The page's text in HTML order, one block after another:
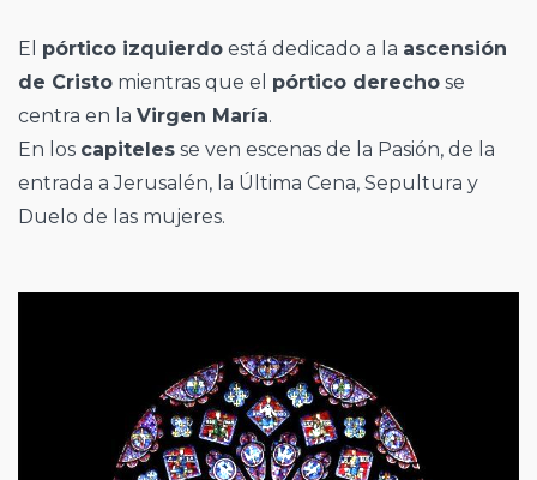
El pórtico izquierdo está dedicado a la ascensión
de Cristo mientras que el pórtico derecho se
centra en la Virgen María.
En los capiteles se ven escenas de la Pasión, de la
entrada a Jerusalén, la Última Cena, Sepultura y
Duelo de las mujeres.